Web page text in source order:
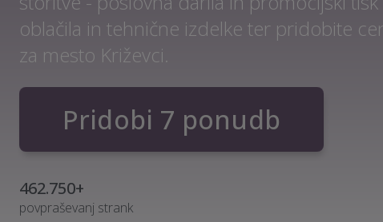
oblačila in tehnične izdelke ter pridobite
za mesto Križevci.
Pridobi 7 ponudb
462.750+
povpraševanj strank